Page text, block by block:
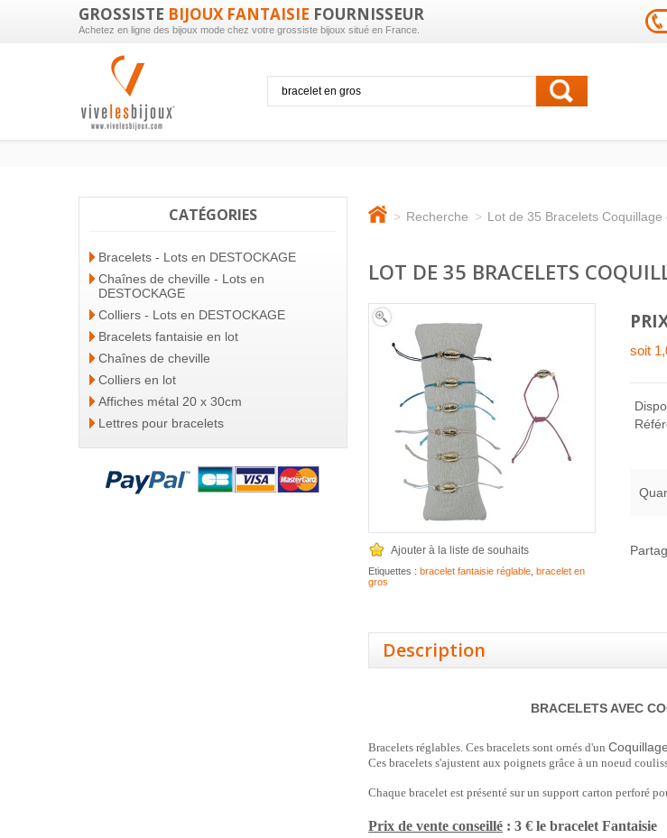
GROSSISTE BIJOUX FANTAISIE FOURNISSEUR
Achetez en ligne des bijoux mode chez votre grossiste bijoux situé en France.
CATÉGORIES
Bracelets - Lots en DESTOCKAGE
Chaînes de cheville - Lots en
DESTOCKAGE
Colliers - Lots en DESTOCKAGE
Bracelets fantaisie en lot
Chaînes de cheville
Colliers en lot
Affiches métal 20 x 30cm
Lettres pour bracelets
> Recherche > Lot de 35 Bracelets Coquillage
LOT DE 35 BRACELETS
Ajouter à la liste de souhaits
Etiquettes : bracelet fantaisie réglable bracelet en
gros
soit
Description
BRACELETS AVEC
Bracelets réglables. Ces bracelets sont ornés d'un
Ces bracelets s'ajustent aux poignets grâce à un noeud
Chaque bracelet est présenté sur un support carton perforé
Prix de vente conseillé : 3 € le bracelet Fantaisie